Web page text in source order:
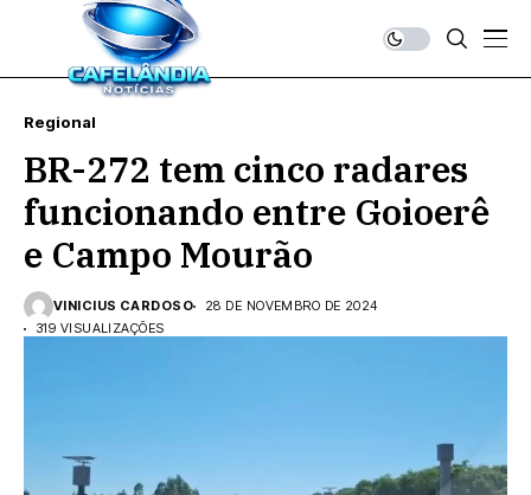
Regional
BR-272 tem cinco radares
funcionando entre Goioerê
e Campo Mourão
VINICIUS CARDOSO
28 DE NOVEMBRO DE 2024
319 VISUALIZAÇÕES